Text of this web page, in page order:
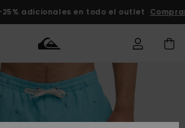
-25% adicionales en todo el outlet
Ropa
Ropa
Shop
Surf Shop
Hombre
Tienda
Snow
Hombre
Outlet
Hombre
Accede a tu
pedido
Envio